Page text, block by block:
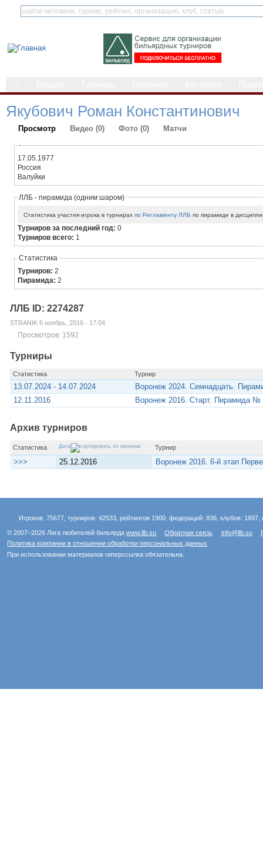
Якубович Роман Константинович
Просмотр Видео (0) Фото (0) Матчи
-
17.05.1977
Россия
Валуйки
ЛЛБ - пирамида (одним шаром)
Статистика участия игрока в турнирахпо Регламенту ЛЛБ по пирамиде в
Турниров за последний год:0
Турниров всего: 1
Статистика
Турниров:2
Пирамида:2
ЛЛБ ID: 2274287
STRANIK 6 ноябрь, 2016 - 17:04
Просмотров: 1592
Турниры
Статистика Турнир
13.07.2024 - 14.07.2024
Воронеж 2024. Семнадцать.
12.11.2016
Воронеж 2016. Старт. Пирамида №
Архив турниров
Статистика Дата Турнир
>>> 25.12.2016 Воронеж 2016. 6-й этап
Игроков: 75677, турниров: 42533, рейтингов 1900, федераций: 836, клубов:
© 2007–2026 Лига любителей бильярдаwww.llb.su Обратная связь info@llb.su
Политика компании в отношении обработки персональных данных
При использовании материалов гиперссылка обязательна.